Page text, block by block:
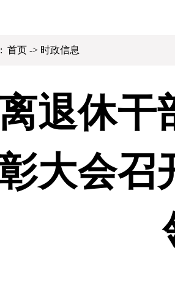
首页 -> 时政信息
退休干
大会召